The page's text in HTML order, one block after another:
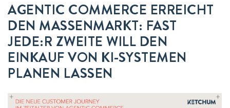
AGENTIC COMMERCE ERREICHT
DEN MASSENMARKT: FAST
JEDE:R ZWEITE WILL DEN
EINKAUF VON KI-SYSTEMEN
PLANEN LASSEN